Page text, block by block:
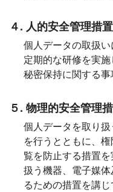
４. 人的安全管理措置
個人データの取扱
定期的な研修を実
秘密保持に関する事
５. 物理的安全管理
個人データを取り
を行うとともに、
覧を防止する措置
扱う機器、電子媒
るための措置を講じ